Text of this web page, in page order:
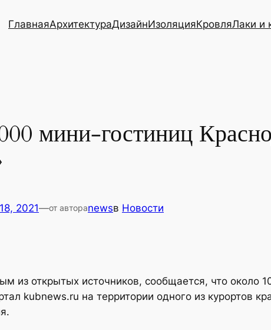
ГлавнаяАрхитектураДизайнИзоляцияКровляЛаки и
мини-гостиниц
2021—от автораnewsв Новости
из открытых источников, сообщается, что около
kubnews.ru на территории одного из курортов